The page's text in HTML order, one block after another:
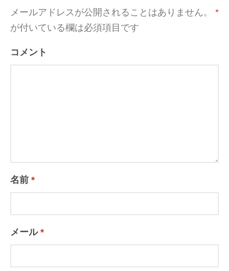
ー
シ
ン
メールアドレスが公開されることはありません。
*
が付いている欄は必須項目です
コメント
名前 *
メール *